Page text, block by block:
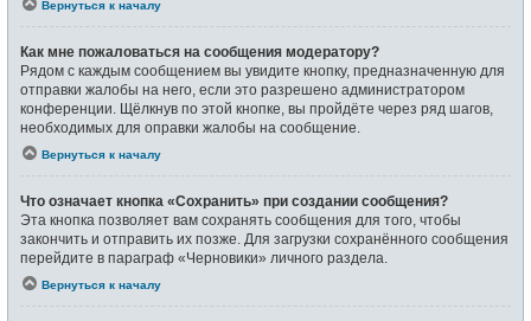
Вернуться к началу
Как мне пожаловаться на сообщения модератору?
Рядом с каждым сообщением вы увидите кнопку, предназначенную для
отправки жалобы на него, если это разрешено администратором
конференции. Щёлкнув по этой кнопке, вы пройдёте через ряд шагов,
необходимых для оправки жалобы на сообщение.
Вернуться к началу
Что означает кнопка «Сохранить» при создании сообщения?
Эта кнопка позволяет вам сохранять сообщения для того, чтобы
закончить и отправить их позже. Для загрузки сохранённого сообщения
перейдите в параграф «Черновики» личного раздела.
Вернуться к началу